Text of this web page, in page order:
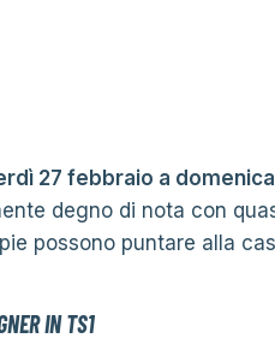
27 febbraio a
degno di nota con
possono puntare alla
IN TS1